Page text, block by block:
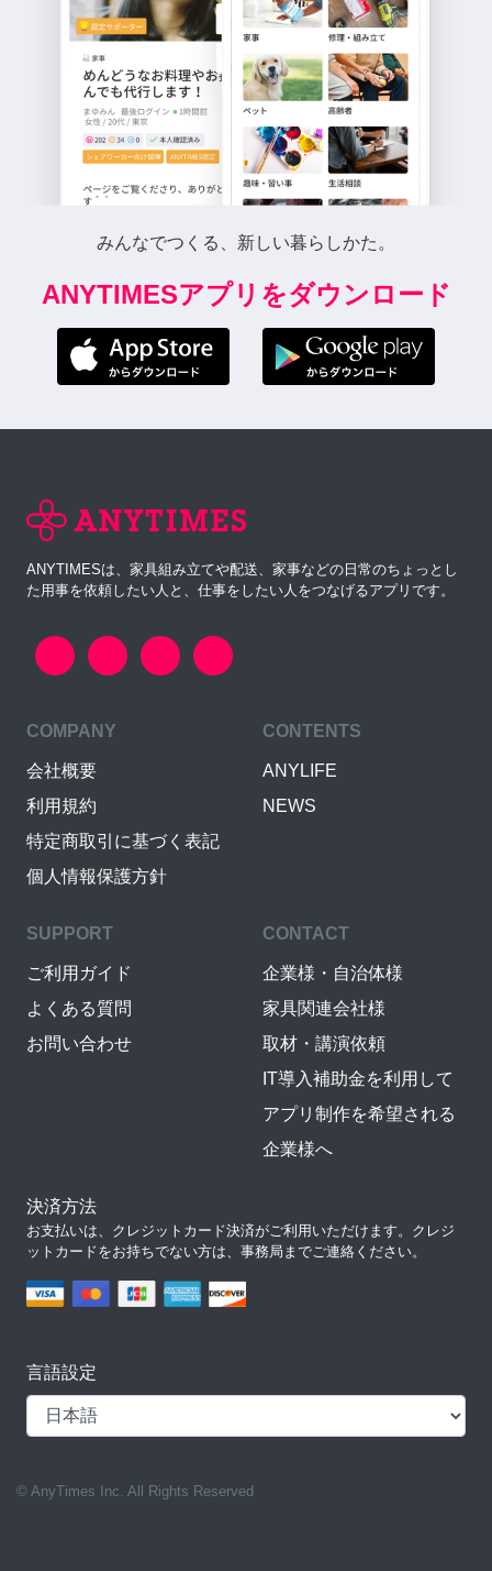
みんなでつくる、新しい暮らしかた。
ANYTIMESアプリをダウンロード
ANYTIMESは、家具組み立てや配送、家事などの日常のちょっとし
た用事を依頼したい人と、仕事をしたい人をつなげるアプリです。
COMPANY
会社概要
利用規約
特定商取引に基づく表記
個人情報保護方針
CONTENTS
ANYLIFE
NEWS
SUPPORT
ご利用ガイド
よくある質問
お問い合わせ
CONTACT
企業様・自治体様
家具関連会社様
取材・講演依頼
IT導入補助金を利用して
アプリ制作を希望される
企業様へ
決済方法
お支払いは、クレジットカード決済がご利用いただけます。クレジ
ットカードをお持ちでない方は、事務局までご連絡ください。
言語設定
© AnyTimes Inc. All Rights Reserved